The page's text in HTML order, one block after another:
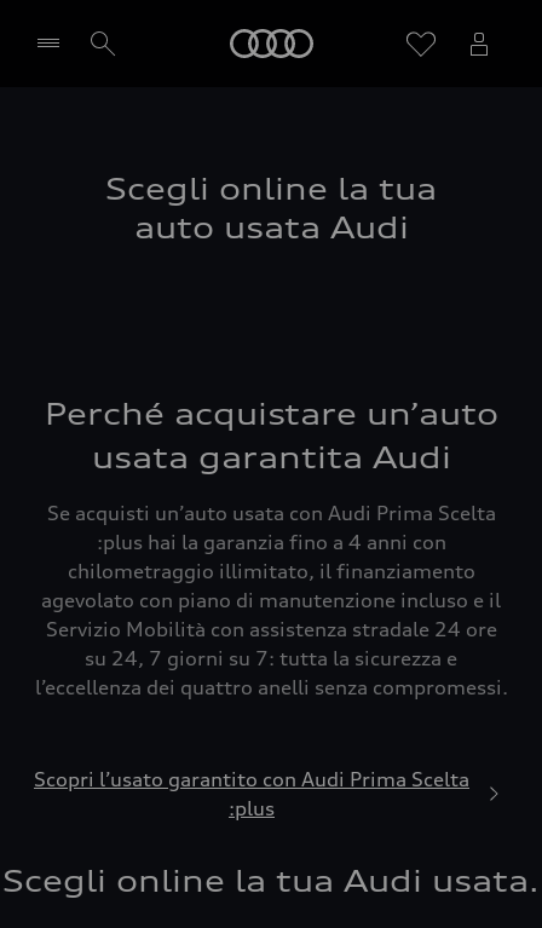
Scegli online la tua
auto usata Audi
Perché acquistare un’auto
usata garantita Audi
Se acquisti un’auto usata con Audi Prima Scelta
:plus hai la garanzia fino a 4 anni con
chilometraggio illimitato, il finanziamento
agevolato con piano di manutenzione incluso e il
Servizio Mobilità con assistenza stradale 24 ore
su 24, 7 giorni su 7: tutta la sicurezza e
l’eccellenza dei quattro anelli senza compromessi.
Scopri l’usato garantito con Audi Prima Scelta
:plus
Scegli online la tua Audi usata.